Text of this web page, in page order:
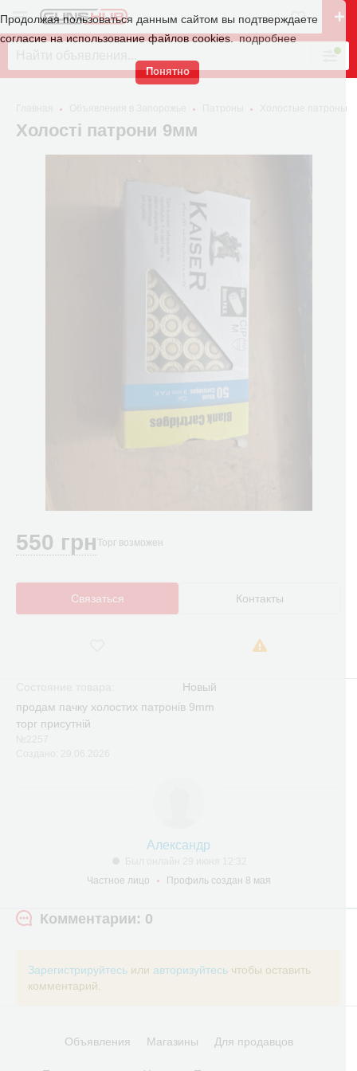
Продолжая пользоваться данным сайтом вы подтверждаете
согласие на использование файлов cookies.
подробнее
Понятно
Холостые патроны
Холості патрони 9мм
550 грнТорг возможен
Связаться Контакты
Новый
продам пачку холостих патронів 9mm
торг присутній
Александр
Частное лицо
Профиль создан 8 мая
Комментарии: 0
Зарегистрируйтесь или авторизуйтесь чтобы оставить
комментарий.
Объявления Магазины Для продавцов